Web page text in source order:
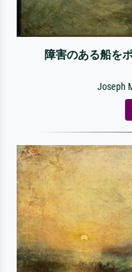
障害のある船を
Joseph